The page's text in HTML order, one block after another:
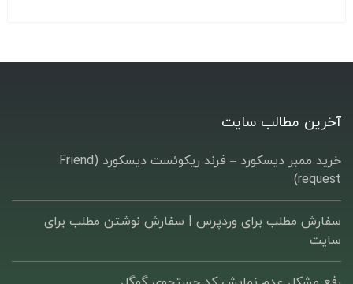
آخرین مطالب سایت
خرید ممبر دیسکورد – فرند ریکوئست دیسکورد (Friend
request)
سفارش مطلب برای وردپرس |‌ سفارش نوشتن مطلب برای
سایت